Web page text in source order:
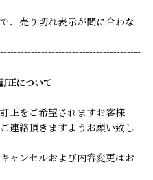
、売り切れ表示が間に合わな
正について
正をご希望されますお客様
連絡頂きますようお願い致し
ャンセルおよび内容変更はお